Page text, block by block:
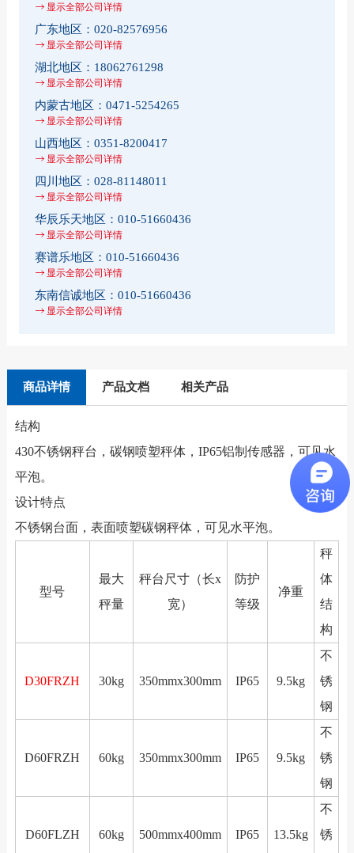
显示全部公司详情
广东地区： 020-82576956
显示全部公司详情
湖北地区： 18062761298
显示全部公司详情
内蒙古地区： 0471-5254265
显示全部公司详情
山西地区： 0351-8200417
显示全部公司详情
四川地区： 028-81148011
显示全部公司详情
华辰乐天地区： 010-51660436
显示全部公司详情
赛谱乐地区： 010-51660436
显示全部公司详情
东南信诚地区： 010-51660436
显示全部公司详情
商品详情 产品文档 相关产品
结构
430不锈钢秤台，碳钢喷塑秤体，IP65铝制传感器，可见水
平泡。
设计特点
不锈钢台面，表面喷塑碳钢秤体，可见水平泡。
型号
最大
秤量
秤台尺寸（长x
宽）
防护
等级
净重
秤
体
结
构
D30FRZH 30kg 350mmx300mm IP65 9.5kg
不
锈
钢
D60FRZH 60kg 350mmx300mm IP65 9.5kg
不
锈
钢
D60FLZH 60kg 500mmx400mm IP65 13.5kg
不
锈